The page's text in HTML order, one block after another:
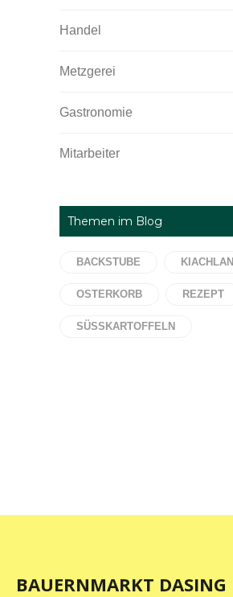
Handel
Metzgerei
Gastronomie
Mitarbeiter
Themen im Blog
BACKSTUBE KIACHLAN
OSTERKORB REZEPT
SÜSSKARTOFFELN
BAUERNMARKT DASING